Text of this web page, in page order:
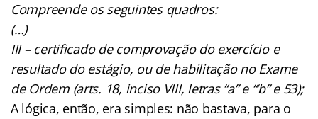
Compreende os seguintes quadros:
(…)
III – certificado de comprovação do exercício e
resultado do estágio, ou de habilitação no Exame
de Ordem (arts. 18, inciso VIII, letras “a” e “‘b” e 53);
A lógica, então, era simples: não bastava, para o